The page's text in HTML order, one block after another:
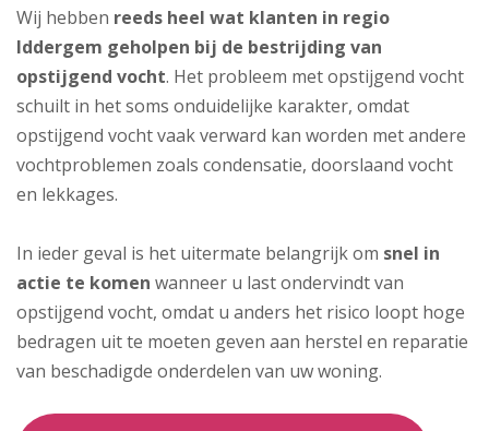
Wij hebben reeds heel wat klanten in regio
Iddergem geholpen bij de bestrijding van
opstijgend vocht. Het probleem met opstijgend vocht
schuilt in het soms onduidelijke karakter, omdat
opstijgend vocht vaak verward kan worden met andere
vochtproblemen zoals condensatie, doorslaand vocht
en lekkages.
In ieder geval is het uitermate belangrijk om snel in
actie te komen wanneer u last ondervindt van
opstijgend vocht, omdat u anders het risico loopt hoge
bedragen uit te moeten geven aan herstel en reparatie
van beschadigde onderdelen van uw woning.